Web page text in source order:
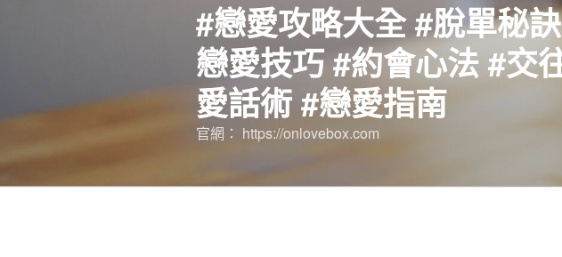
#戀愛攻略大全 #脫單秘
戀愛技巧 #約會心法 #交
愛話術 #戀愛指南
官網： https://onlovebox.com